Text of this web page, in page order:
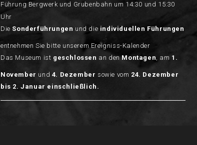
Führung Bergwerk und Grubenbahn um 14:30 und 15:30
Uhr
Die Sonderführungen und die individuellen Führungen
entnehmen Sie bitte unserem Ereigniss-Kalender
Das Museum ist geschlossen an denMontagen, am 1.
November und 4. Dezember sowie vom 24. Dezember
bis 2. Januar einschließlich.